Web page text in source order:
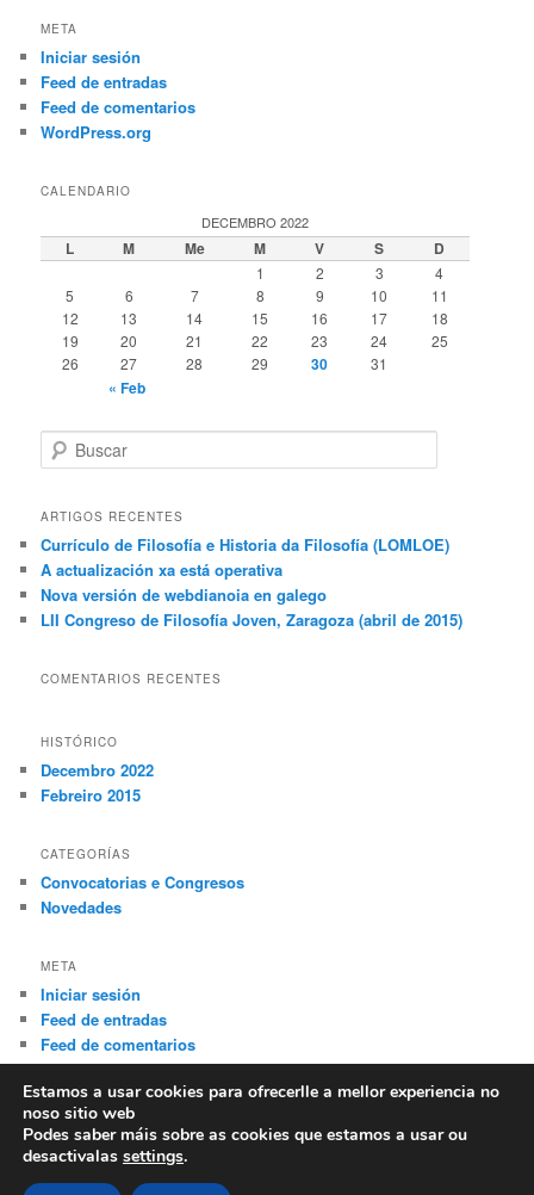
META
Iniciar sesión
Feed de entradas
Feed de comentarios
WordPress.org
CALENDARIO
DECEMBRO 2022
L M Me M V S D
1 2 3
4
5
6 7 8 9 10
11
12
13 14 15 16 17
18
19
20 21 22 23 24
25
26
27 28 29 30 31
« Feb
u
c
r
ARTIGOS RECENTES
Currículo de Filosofía e Historia da Filosofía (LOMLOE)
A actualización xa está operativa
Nova versión de webdianoia en galego
LII Congreso de Filosofía Joven, Zaragoza (abril de 2015)
COMENTARIOS RECENTES
HISTÓRICO
Decembro 2022
Febreiro 2015
CATEGORÍAS
Convocatorias e Congresos
Novedades
META
Iniciar sesión
Feed de entradas
Feed de comentarios
WordPress.org
Sample Page
Estamos a usar cookies para ofrecerlle a mellor experiencia no
noso sitio web
Podes saber máis sobre as cookies que estamos a usar ou
desactivalas settings.